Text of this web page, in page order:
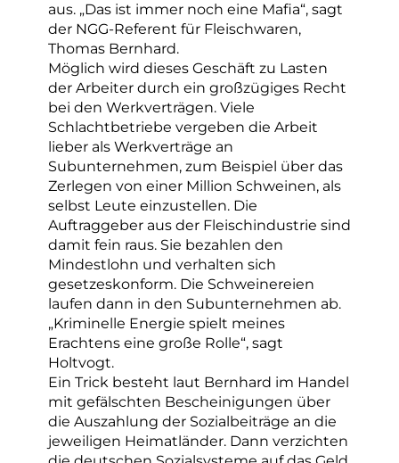
aus. „Das ist immer noch eine Mafia“, sagt
der NGG-Referent für Fleischwaren,
Thomas Bernhard.
Möglich wird dieses Geschäft zu Lasten
der Arbeiter durch ein großzügiges Recht
bei den Werkverträgen. Viele
Schlachtbetriebe vergeben die Arbeit
lieber als Werkverträge an
Subunternehmen, zum Beispiel über das
Zerlegen von einer Million Schweinen, als
selbst Leute einzustellen. Die
Auftraggeber aus der Fleischindustrie sind
damit fein raus. Sie bezahlen den
Mindestlohn und verhalten sich
gesetzeskonform. Die Schweinereien
laufen dann in den Subunternehmen ab.
„Kriminelle Energie spielt meines
Erachtens eine große Rolle“, sagt
Holtvogt.
Ein Trick besteht laut Bernhard im Handel
mit gefälschten Bescheinigungen über
die Auszahlung der Sozialbeiträge an die
jeweiligen Heimatländer. Dann verzichten